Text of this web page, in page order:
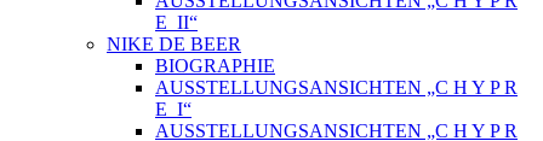
E_II“
NIKE DE BEER
BIOGRAPHIE
AUSSTELLUNGSANSICHTEN „C H Y P R
E_I“
AUSSTELLUNGSANSICHTEN „C H Y P R